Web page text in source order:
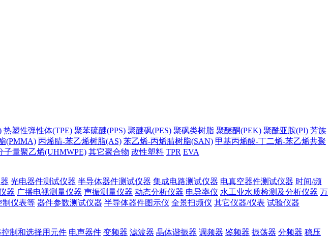
热塑性弹性体(TPE) 聚苯硫醚(PPS) 聚醚砜(PES) 聚砜类树脂 聚醚酮(PEK) 聚酰亚胺(PI) 芳族
(PMMA) 丙烯腈-苯乙烯树脂(AS) 苯乙烯-丙烯腈树脂(SAN) 甲基丙烯酸-丁二烯-苯乙烯共聚
子量聚乙烯(UHMWPE) 其它聚合物 改性塑料 TPR EVA
光电器件测试仪器 半导体器件测试仪器 集成电路测试仪器 电真空器件测试仪器 时间/频
器 广播电视测量仪器 声振测量仪器 动态分析仪器 电导率仪 水工业水质检测及分析仪器 万
制仪表等 器件参数测试仪器 半导体器件图示仪 全景扫频仪 其它仪器/仪表 试验仪器
制和选择用元件 电声器件 变频器 滤波器 晶体谐振器 调频器 鉴频器 振荡器 分频器 稳压